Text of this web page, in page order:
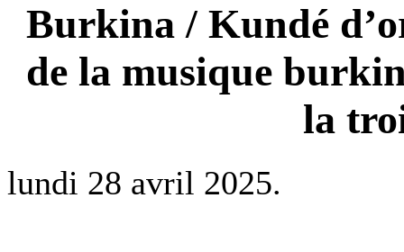
Burkina / Kundé
de la musique
la
lundi 28 avril 2025.